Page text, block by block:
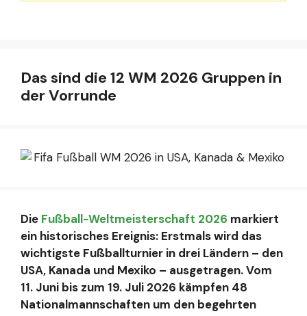
Das sind die 12 WM 2026 Gruppen in
der Vorrunde
Die Fußball-Weltmeisterschaft 2026 markiert
ein historisches Ereignis: Erstmals wird das
wichtigste Fußballturnier in drei Ländern – den
USA, Kanada und Mexiko – ausgetragen. Vom
11. Juni bis zum 19. Juli 2026 kämpfen 48
Nationalmannschaften um den begehrten